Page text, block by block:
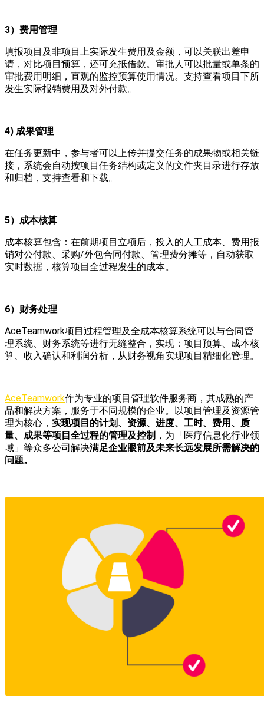
3）费用管理
填报项目及非项目上实际发生费用及金额，可以关联出差申
请，对比项目预算，还可充抵借款。审批人可以批量或单条的
审批费用明细，直观的监控预算使用情况。支持查看项目下所
发生实际报销费用及对外付款。
4) 成果管理
在任务更新中，参与者可以上传并提交任务的成果物或相关链
接，系统会自动按项目任务结构或定义的文件夹目录进行存放
和归档，支持查看和下载。
5）成本核算
成本核算包含：在前期项目立项后，投入的人工成本、费用报
销对公付款、采购/外包合同付款、管理费分摊等，自动获取
实时数据，核算项目全过程发生的成本。
6）财务处理
AceTeamwork项目过程管理及全成本核算系统可以与合同管
理系统、财务系统等进行无缝整合，实现：项目预算、成本核
算、收入确认和利润分析，从财务视角实现项目精细化管理。
AceTeamwork作为专业的项目管理软件服务商，其成熟的产
品和解决方案，服务于不同规模的企业。以项目管理及资源管
理为核心， 实现项目的计划、资源、进度、工时、费用、质
量、成果等项目全过程的管理及控制 ，为「医疗信息化行业领
域」等众多公司解决满足企业眼前及未来长远发展所需解决的
问题。